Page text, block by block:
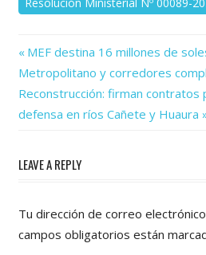
Navegación
de
entradas
Previous
Post:
MEF destina 16 millones de
Metropolitano y corredores
Next
Post:
Reconstrucción: firman
defensa en ríos Cañete y Huaura
LEAVE A REPLY
Tu dirección de correo
campos obligatorios están